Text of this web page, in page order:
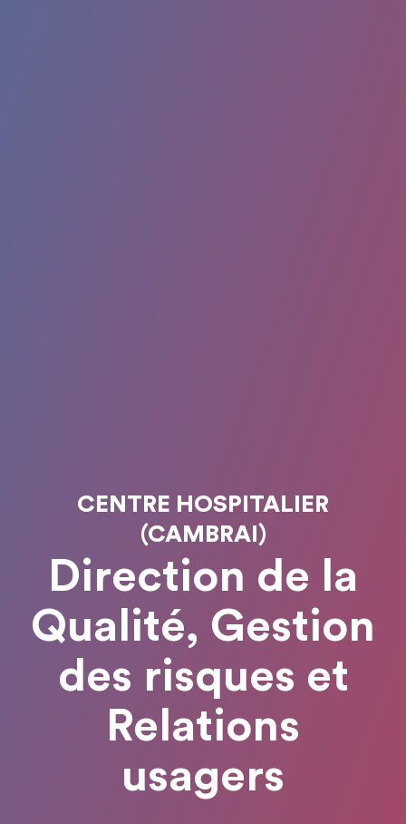
CENTRE HOSPITALIER
(CAMBRAI)
Direction de la
Qualité, Gestion
des risques et
Relations
usagers